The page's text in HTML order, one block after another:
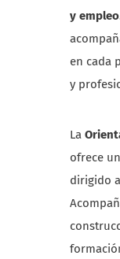
y empleo
en cada
y
La
ofrece
dirigido